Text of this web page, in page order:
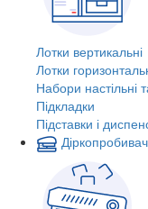
Лотки вертикальні
Лотки
Набори настільні
Підкладки
Підставки і